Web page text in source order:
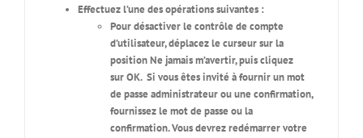
Effectuez l’une des opérations suivantes :
Pour désactiver le contrôle de compte
d’utilisateur, déplacez le curseur sur la
positionNe jamais m’avertir, puis cliquez
sur OK. Si vous êtes invité à fournir un mot
de passe administrateur ou une confirmation,
fournissez le mot de passe ou la
confirmation. Vous devrez redémarrer votre